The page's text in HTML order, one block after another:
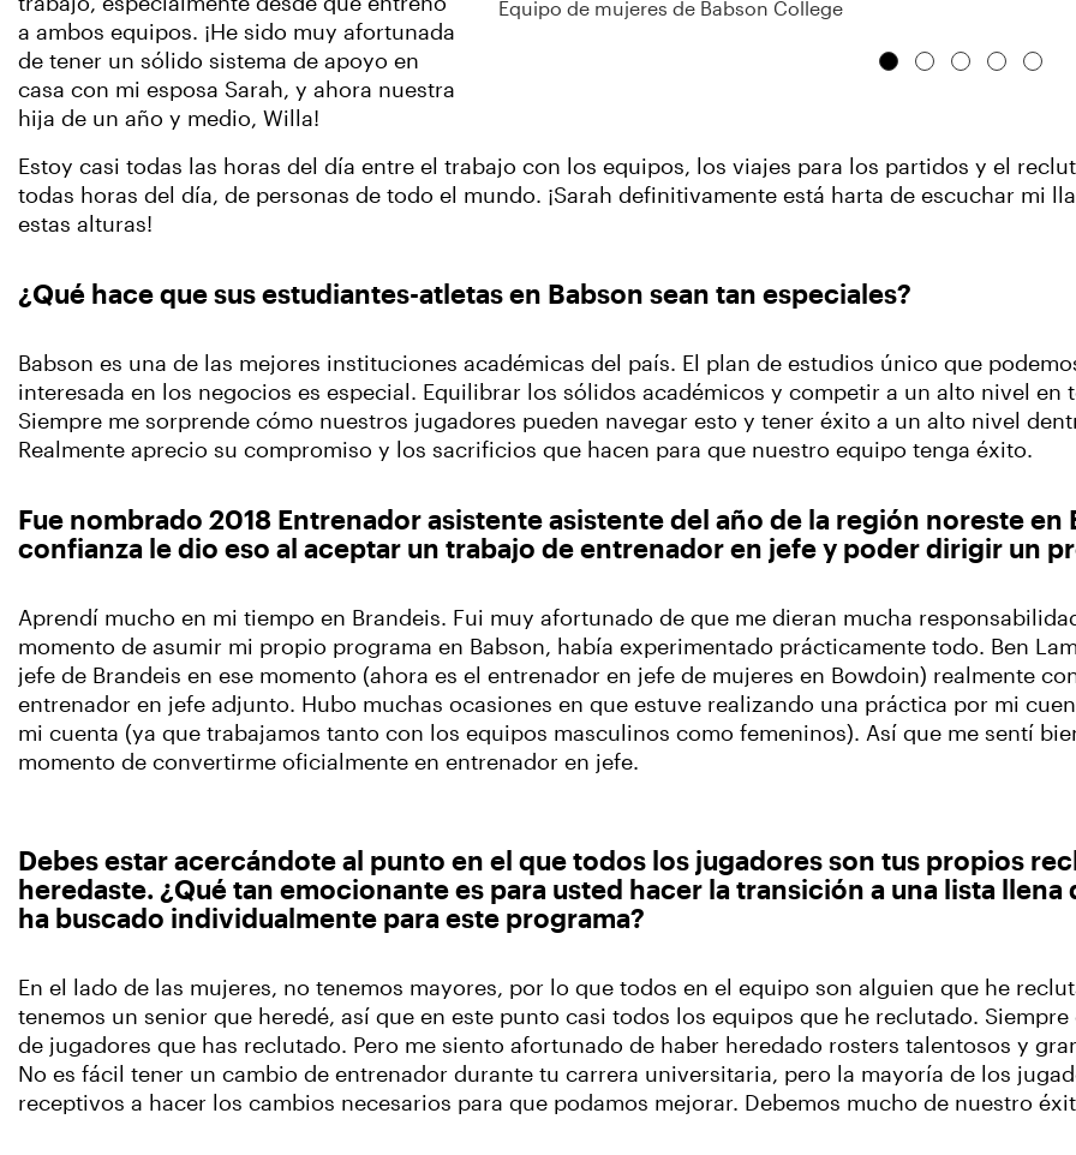
a ambos equipos. ¡He sido muy afortunada
de tener un sólido sistema de apoyo en
casa con mi esposa Sarah, y ahora nuestra
hija de un año y medio, Willa!
Equipo de mujeres de Babson College
Estoy casi todas las horas del día entre el trabajo con los equipos, los viajes para los partidos y el
todas horas del día, de personas de todo el mundo. ¡Sarah definitivamente está harta de escuchar mi
estas alturas!
¿Qué hace que sus estudiantes-atletas en Babson sean tan especiales?
Babson es una de las mejores instituciones académicas del país. El plan de estudios único que
interesada en los negocios es especial. Equilibrar los sólidos académicos y competir a un alto nivel en
Siempre me sorprende cómo nuestros jugadores pueden navegar esto y tener éxito a un alto nivel
Realmente aprecio su compromiso y los sacrificios que hacen para que nuestro equipo tenga éxito.
Fue nombrado 2018 Entrenador asistente asistente del año de la región noreste en
confianza le dio eso al aceptar un trabajo de entrenador en jefe y poder dirigir un
Aprendí mucho en mi tiempo en Brandeis. Fui muy afortunado de que me dieran mucha
momento de asumir mi propio programa en Babson, había experimentado prácticamente todo. Ben
jefe de Brandeis en ese momento (ahora es el entrenador en jefe de mujeres en Bowdoin) realmente
entrenador en jefe adjunto. Hubo muchas ocasiones en que estuve realizando una práctica por mi
mi cuenta (ya que trabajamos tanto con los equipos masculinos como femeninos). Así que me sentí
momento de convertirme oficialmente en entrenador en jefe.
Debes estar acercándote al punto en el que todos los jugadores son tus propios
heredaste. ¿Qué tan emocionante es para usted hacer la transición a una lista
ha buscado individualmente para este programa?
En el lado de las mujeres, no tenemos mayores, por lo que todos en el equipo son alguien que he
tenemos un senior que heredé, así que en este punto casi todos los equipos que he reclutado.
de jugadores que has reclutado. Pero me siento afortunado de haber heredado rosters talentosos y
No es fácil tener un cambio de entrenador durante tu carrera universitaria, pero la mayoría de los
receptivos a hacer los cambios necesarios para que podamos mejorar. Debemos mucho de nuestro